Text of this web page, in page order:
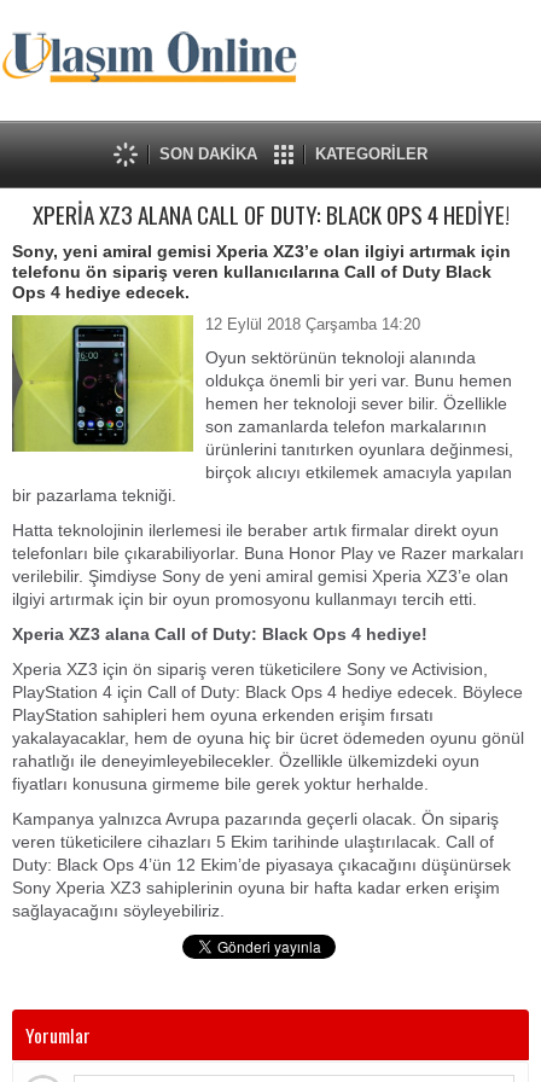
SON DAKİKA KATEGORİLER
XPERİA XZ3 ALANA CALL OF DUTY: BLACK OPS 4 HEDİYE!
Sony, yeni amiral gemisi Xperia XZ3’e olan ilgiyi artırmak için
telefonu ön sipariş veren kullanıcılarına Call of Duty Black
Ops 4 hediye edecek.
12 Eylül 2018 Çarşamba 14:20
Oyun sektörünün teknoloji alanında
oldukça önemli bir yeri var. Bunu hemen
hemen her teknoloji sever bilir. Özellikle
son zamanlarda telefon markalarının
ürünlerini tanıtırken oyunlara değinmesi,
birçok alıcıyı etkilemek amacıyla yapılan
bir pazarlama tekniği.
Hatta teknolojinin ilerlemesi ile beraber artık firmalar direkt oyun
telefonları bile çıkarabiliyorlar. Buna Honor Play ve Razer markaları
verilebilir. Şimdiyse Sony de yeni amiral gemisi Xperia XZ3’e olan
ilgiyi artırmak için bir oyun promosyonu kullanmayı tercih etti.
Xperia XZ3 alana Call of Duty: Black Ops 4 hediye!
Xperia XZ3 için ön sipariş veren tüketicilere Sony ve Activision,
PlayStation 4 için Call of Duty: Black Ops 4 hediye edecek. Böylece
PlayStation sahipleri hem oyuna erkenden erişim fırsatı
yakalayacaklar, hem de oyuna hiç bir ücret ödemeden oyunu gönül
rahatlığı ile deneyimleyebilecekler. Özellikle ülkemizdeki oyun
fiyatları konusuna girmeme bile gerek yoktur herhalde.
Kampanya yalnızca Avrupa pazarında geçerli olacak. Ön sipariş
veren tüketicilere cihazları 5 Ekim tarihinde ulaştırılacak. Call of
Duty: Black Ops 4’ün 12 Ekim’de piyasaya çıkacağını düşünürsek
Sony Xperia XZ3 sahiplerinin oyuna bir hafta kadar erken erişim
sağlayacağını söyleyebiliriz.
Yorumlar